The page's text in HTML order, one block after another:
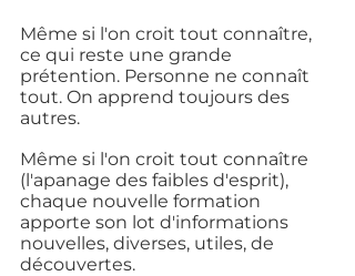
Même si l'on croit tout connaître,
ce qui reste une grande
prétention. Personne ne connaît
tout. On apprend toujours des
autres.
Même si l'on croit tout connaître
(l'apanage des faibles d'esprit),
chaque nouvelle formation
apporte son lot d'informations
nouvelles, diverses, utiles, de
découvertes.